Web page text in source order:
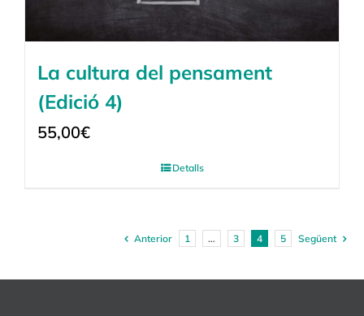
La cultura del pensament
(Edició 4)
55,00€
Detalls
Anterior 1 … 3 4 5 Següent